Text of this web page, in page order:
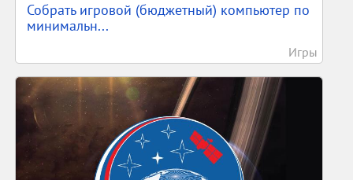
Собрать игровой (бюджетный) компьютер по
минимальн...
Игры